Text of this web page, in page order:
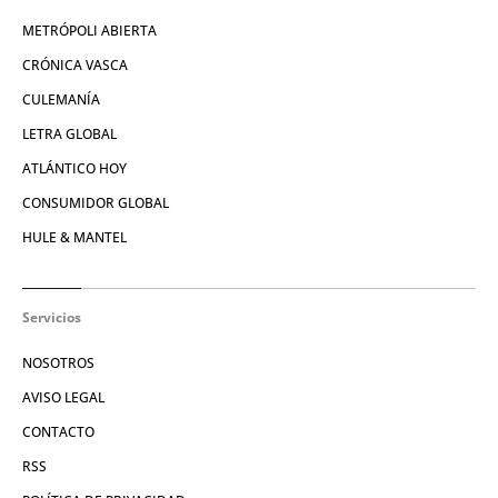
METRÓPOLI ABIERTA
CRÓNICA VASCA
CULEMANÍA
LETRA GLOBAL
ATLÁNTICO HOY
CONSUMIDOR GLOBAL
HULE & MANTEL
Servicios
NOSOTROS
AVISO LEGAL
CONTACTO
RSS